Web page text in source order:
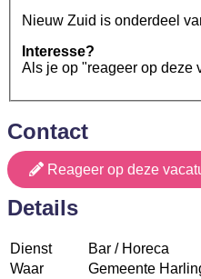
Nieuw Zuid is onderdeel
Interesse?
Als je op "reageer op deze
Contact
Reageer op deze
Details
Dienst
Bar / Horeca
Waar
Gemeente